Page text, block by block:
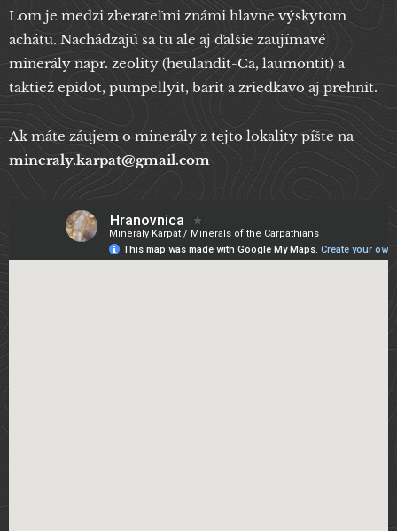
Lom je medzi zberateľmi známi hlavne výskytom
achátu. Nachádzajú sa tu ale aj ďalšie zaujímavé
minerály napr. zeolity (heulandit-Ca, laumontit) a
taktiež epidot, pumpellyit, barit a zriedkavo aj prehnit.
Ak máte záujem o minerály z tejto lokality píšte na
mineraly.karpat@gmail.com